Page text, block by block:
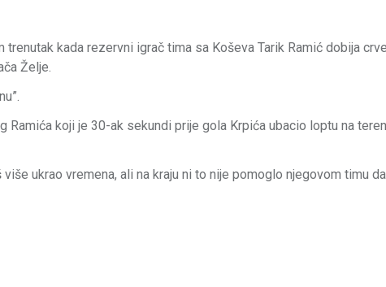
kada rezervni igrač tima sa Koševa Tarik Ramić dobija
Želje.
koji je 30-ak sekundi prije gola Krpića ubacio loptu na
ukrao vremena, ali na kraju ni to nije pomoglo njegovom timu